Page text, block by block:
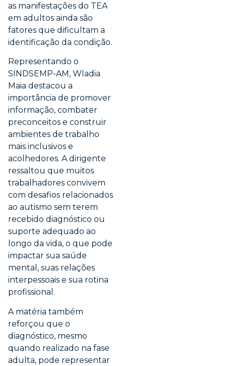
as manifestações do TEA
em adultos ainda são
fatores que dificultam a
identificação da condição.
Representando o
SINDSEMP-AM, Wladia
Maia destacou a
importância de promover
informação, combater
preconceitos e construir
ambientes de trabalho
mais inclusivos e
acolhedores. A dirigente
ressaltou que muitos
trabalhadores convivem
com desafios relacionados
ao autismo sem terem
recebido diagnóstico ou
suporte adequado ao
longo da vida, o que pode
impactar sua saúde
mental, suas relações
interpessoais e sua rotina
profissional.
A matéria também
reforçou que o
diagnóstico, mesmo
quando realizado na fase
adulta, pode representar